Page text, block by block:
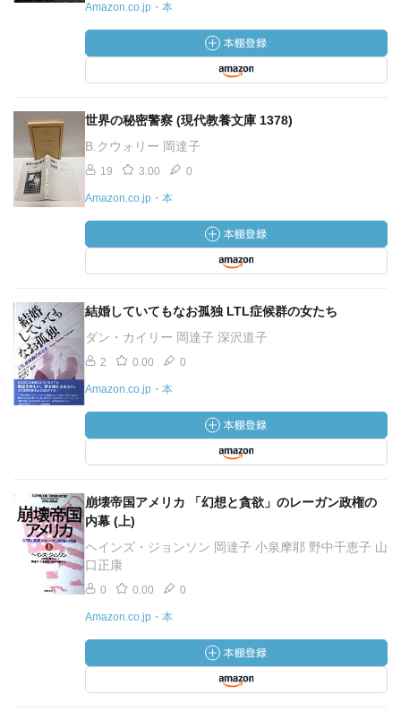
Amazon.co.jp・本
世界の秘密警察 (現代教養文庫 1378)
B.クウォリー 岡達子
19 3.00 0
Amazon.co.jp・本
結婚していてもなお孤独 LTL症候群の女たち
ダン・カイリー 岡達子 深沢道子
2 0.00 0
Amazon.co.jp・本
崩壊帝国アメリカ 「幻想と貪欲」のレーガン政権の
内幕 (上)
ヘインズ・ジョンソン 岡達子 小泉摩耶 野中千恵子 山
口正康
0 0.00 0
Amazon.co.jp・本